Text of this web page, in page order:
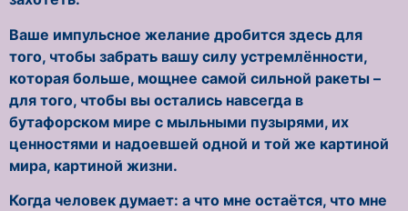
Ваше импульсное желание дробится здесь для
того, чтобы забрать вашу силу устремлённости,
которая больше, мощнее самой сильной ракеты –
для того, чтобы вы остались навсегда в
бутафорском мире с мыльными пузырями, их
ценностями и надоевшей одной и той же картиной
мира, картиной жизни.
Когда человек думает: а что мне остаётся, что мне